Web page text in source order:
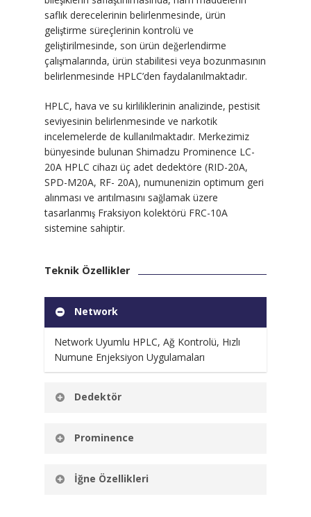
saflık derecelerinin belirlenmesinde, ürün
geliştirme süreçlerinin kontrolü ve
geliştirilmesinde, son ürün değerlendirme
çalışmalarında, ürün stabilitesi veya bozunmasının
belirlenmesinde HPLC’den faydalanılmaktadır.
HPLC, hava ve su kirliliklerinin analizinde, pestisit
seviyesinin belirlenmesinde ve narkotik
incelemelerde de kullanılmaktadır. Merkezimiz
bünyesinde bulunan Shimadzu Prominence LC-
20A HPLC cihazı üç adet dedektöre (RID-20A,
SPD-M20A, RF- 20A), numunenizin optimum geri
alınması ve arıtılmasını sağlamak üzere
tasarlanmış Fraksiyon kolektörü FRC-10A
sistemine sahiptir.
Teknik Özellikler
Network
Network Uyumlu HPLC, Ağ Kontrolü, Hızlı
Numune Enjeksiyon Uygulamaları
Dedektör
Prominence
İğne Özellikleri